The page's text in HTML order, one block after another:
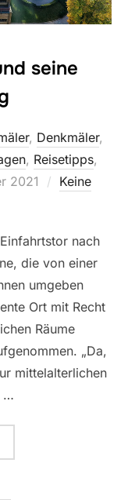
seine
, Denkmäler,
, Reisetipps,
2021
Keine
nach
die von einer
umgeben
Ort mit Recht
Räume
„Da,
mittelalterlichen
…
GOLDENE TOR UND